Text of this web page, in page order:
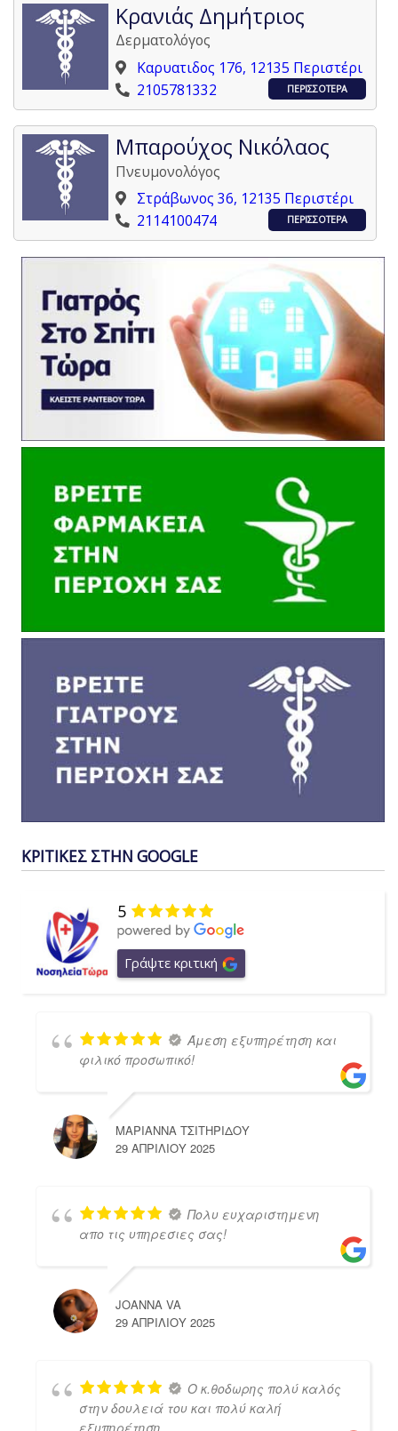
Κρανιάς Δημήτριος
Δερματολόγος
Καρυατιδος 176, 12135 Περιστέρι
2105781332
ΠΕΡΙΣΣΟΤΕΡΑ
Μπαρούχος Νικόλαος
Πνευμονολόγος
Στράβωνος 36, 12135 Περιστέρι
2114100474
ΠΕΡΙΣΣΟΤΕΡΑ
ΚΡΙΤΙΚΕΣ ΣΤΗΝ GOOGLE
5
Γράψτε κριτική
Άμεση εξυπηρέτηση και
φιλικό προσωπικό!
ΜΑΡΙΑΝΝΑ ΤΣΙΤΗΡΙΔΟΥ
29 ΑΠΡΙΛΊΟΥ 2025
Πολυ ευχαριστημενη
απο τις υπηρεσιες σας!
JOANNA VA
29 ΑΠΡΙΛΊΟΥ 2025
Ο κ.θοδωρης πολύ καλός
στην δουλειά του και πολύ καλή